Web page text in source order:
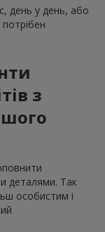
день у день, або
з
деталями. Так
особистим і